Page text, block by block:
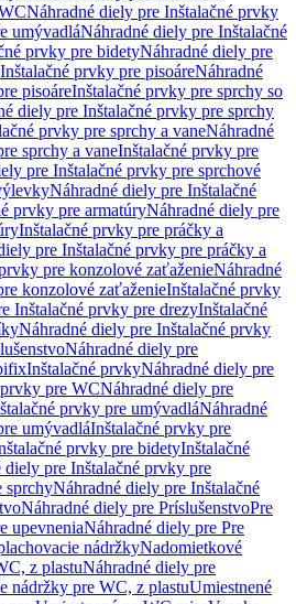
Náhradné diely pre Inštalačné prvky
umývadláNáhradné diely pre Inštalačné
prvky pre bidetyNáhradné diely pre
Inštalačné prvky pre pisoáreNáhradné
pisoáreInštalačné prvky pre sprchy so
diely pre Inštalačné prvky pre sprchy
prvky pre sprchy a vaneNáhradné
sprchy a vaneInštalačné prvky pre
pre Inštalačné prvky pre sprchové
Náhradné diely pre Inštalačné
prvky pre armatúryNáhradné diely pre
Inštalačné prvky pre práčky a
pre Inštalačné prvky pre práčky a
pre konzolové zaťaženieNáhradné
konzolové zaťaženieInštalačné prvky
Inštalačné prvky pre drezyInštalačné
Náhradné diely pre Inštalačné prvky
Náhradné diely pre
Inštalačné prvkyNáhradné diely pre
pre WCNáhradné diely pre
prvky pre umývadláNáhradné
umývadláInštalačné prvky pre
prvky pre bidetyInštalačné
diely pre Inštalačné prvky pre
sprchyNáhradné diely pre Inštalačné
Náhradné diely pre PríslušenstvoPre
upevneniaNáhradné diely pre Pre
nádržkyNadomietkové
z plastuNáhradné diely pre
nádržky pre WC, z plastuUmiestnené